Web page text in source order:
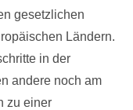
gesetzlichen
Ländern.
in der
andere noch am
zu einer